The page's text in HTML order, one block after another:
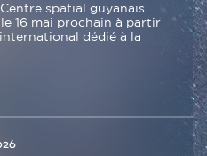
spatial guyanais
16 mai prochain à partir
dédié à la